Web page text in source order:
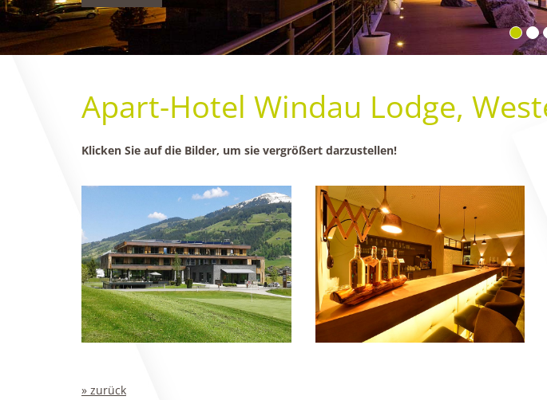
Apart-Hotel Windau Lodge,
Klicken Sie auf die Bilder, um sie vergrößert darzustellen!
» zurück